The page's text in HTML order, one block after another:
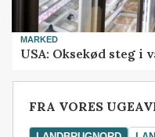
MARKED
USA: Oksekød steg
FRA VORES